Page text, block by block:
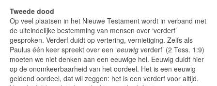
Tweede dood
Op veel plaatsen in het Nieuwe Testament wordt in verband met
de uiteindelijke bestemming van mensen over ‘verderf’
gesproken. Verderf duidt op vertering, vernietiging. Zelfs als
Paulus één keer spreekt over een ‘eeuwig verderf’ (2 Tess. 1:9)
moeten we niet denken aan een eeuwige hel. Eeuwig duidt hier
op de onomkeerbaarheid van het oordeel. Het is een eeuwig
geldend oordeel, dat wil zeggen: het is een verderf voor altijd.